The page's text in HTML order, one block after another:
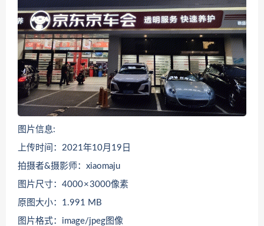
图片信息:
上传时间：2021年10月19日
拍摄者&摄影师：xiaomaju
图片尺寸：4000 × 3000像素
原图大小：1.991 MB
图片格式：image/jpeg图像